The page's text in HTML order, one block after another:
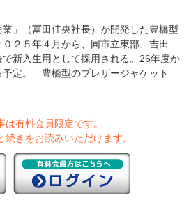
」（冨田佳央社長）が開発した豊橋型
２５年４月から、同市立東部、吉田
新入生用として採用される。26年度か
予定。 豊橋型のブレザージャケット
は有料会員限定です。
続きをお読みいただけます。